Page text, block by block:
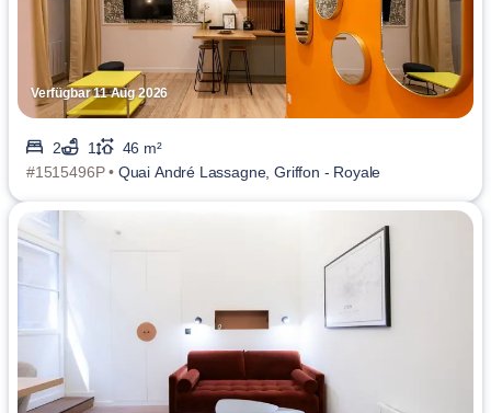
Verfügbar 11 Aug 2026
2 1
46 m²
#1515496P • Quai André Lassagne, Griffon - Royale